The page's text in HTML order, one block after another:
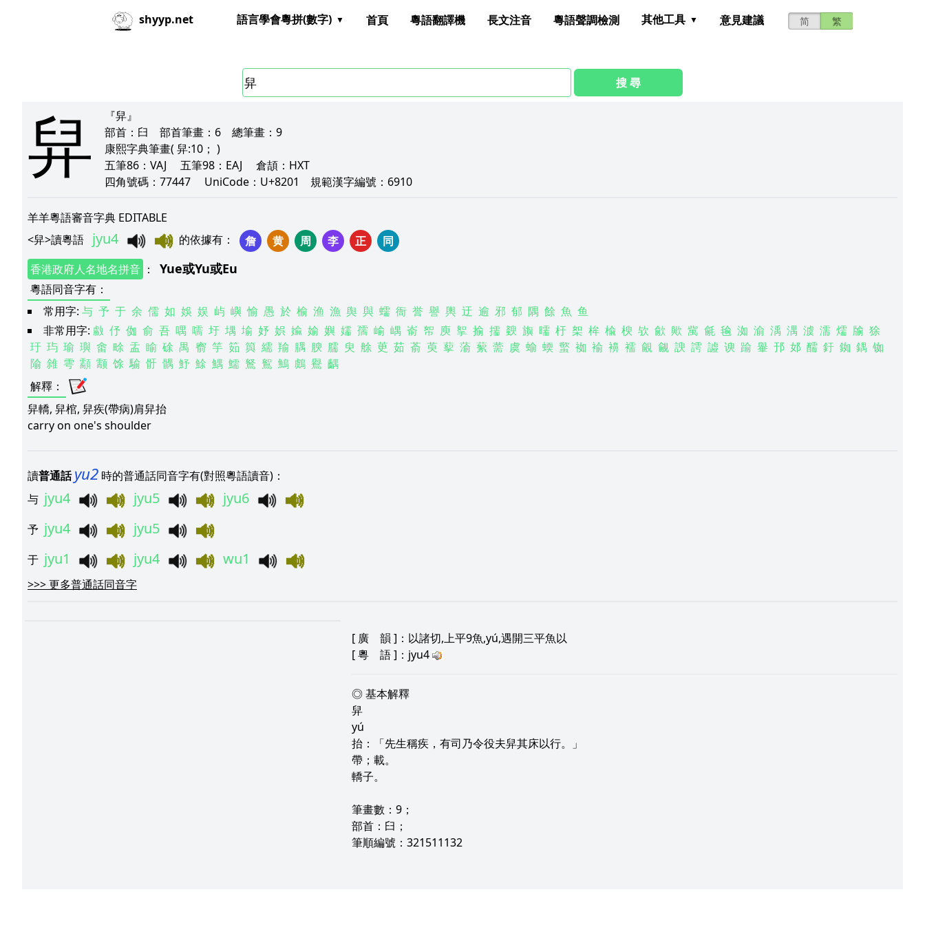
shyyp.net 简 繁
語言學會粵拼(數字) 首頁 粵語翻譯機 長文注音 粵語聲調檢測 其他工具 意見建議
搜 尋
舁
『舁』
部首： 臼 部首筆畫： 6 總筆畫： 9
康熙字典筆畫( 舁:10； )
五筆86： VAJ 五筆98： EAJ 倉頡： HXT
四角號碼： 77447 UniCode： U+8201 規範漢字編號： 6910
羊羊粵語審音字典 EDITABLE
<舁>讀粵語 jyu4 的依據有 ： 詹 黄 周 李 正
同
香港政府人名地名拼音 ： Yue或Yu或Eu
粵語同音字有 ：
常用字: 与 予 于 余 儒 如 娛 娱 屿 嶼 愉 愚 於 榆 渔 漁 舆 與 蠕 衙 誉 譽 輿 迂 逾 邪 郁 隅 餘 魚 鱼
非常用字: 䱷 伃 侞 俞 吾 喁 嚅 圩 堣 堬 妤 娯 婾 媮 嬩 嬬 孺 崳 嵎 嵛 帤 庾 挐 揄 擩 斔 旟 曘 杅 桇 桙 楡 楰 欤 歈 歟 歶 毹 毺 洳 渝 渪 湡 澞 濡 燸 牏 狳
玗 玙 瑜 璵 畬 畭 盂 睮 硢 禺 窬 竽 筎 籅 繻 羭 腢 腴 臑 臾 艅 茰 茹 萮 萸 蒘 蕍 蕠 薷 虞 蝓 蝡 螸 袽 褕 襣 襦 覦 觎 諛 謣 譃 谀 踰 轝 邘 邚 醹 釪 銣 鍝 铷
隃 雓 雩 顬 颥 馀 騟 骬 髃 魣 鮽 鰅 鱬 鴑 鴽 鷠 鸆 鸒 齵
解釋 ：
舁轎, 舁棺, 舁疾(帶病)肩舁抬
carry on one's shoulder
讀普通話 yu2 時的普通話同音字有(對照粵語讀音)：
与 jyu4 jyu5 jyu6
予 jyu4 jyu5
于 jyu1 jyu4 wu1
>>>更多普通話同音字
[ 廣 韻 ]：以諸切,上平9魚,yú,遇開三平魚以
[粵 語]：jyu4
◎ 基本解釋
舁
yú
抬：「先生稱疾，有司乃令役夫舁其床以行。」
帶；載。
轎子。
筆畫數：9；
部首：臼；
筆順編號：321511132